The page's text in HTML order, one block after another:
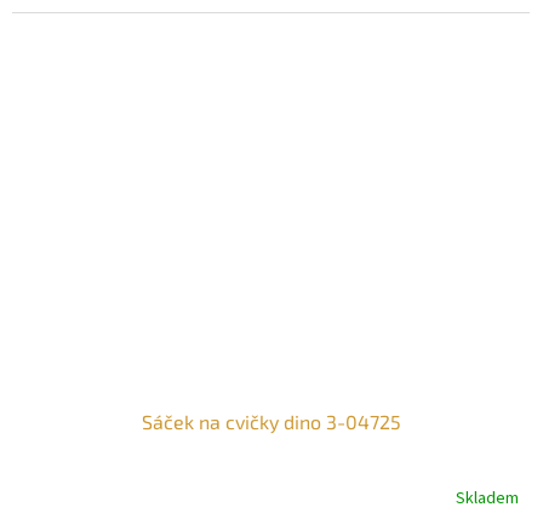
Sáček na cvičky dino 3-04725
Skladem